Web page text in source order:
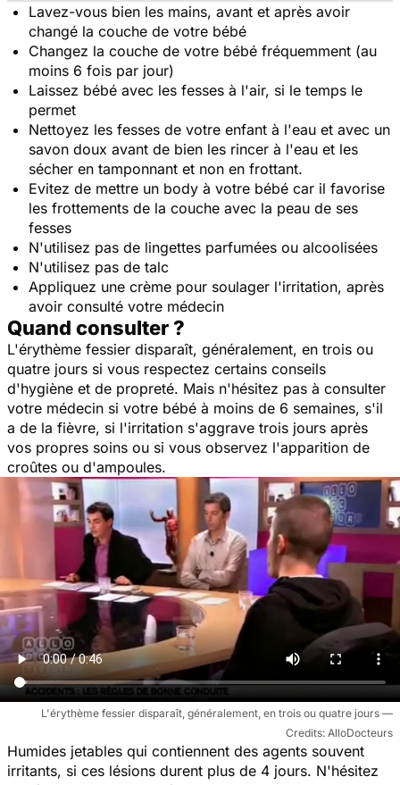
Lavez-vous bien les mains, avant et après avoir
changé la couche de votre bébé
Changez la couche de votre bébé fréquemment (au
moins 6 fois par jour)
Laissez bébé avec les fesses à l'air, si le temps le
permet
Nettoyez les fesses de votre enfant à l'eau et avec un
savon doux avant de bien les rincer à l'eau et les
sécher en tamponnant et non en frottant.
Evitez de mettre un body à votre bébé car il favorise
les frottements de la couche avec la peau de ses
fesses
N'utilisez pas de lingettes parfumées ou alcoolisées
N'utilisez pas de talc
Appliquez une crème pour soulager l'irritation, après
avoir consulté votre médecin
Quand consulter ?
L'érythème fessier disparaît, généralement, en trois ou
quatre jours si vous respectez certains conseils
d'hygiène et de propreté. Mais n'hésitez pas à consulter
votre médecin si votre bébé à moins de 6 semaines, s'il
a de la fièvre, si l'irritation s'aggrave trois jours après
vos propres soins ou si vous observez l'apparition de
croûtes ou d'ampoules.
L'érythème fessier disparaît, généralement, en trois ou quatre jours
AlloDocteurs
Humides jetables qui contiennent des agents souvent
irritants, si ces lésions durent plus de 4 jours. N'hésitez